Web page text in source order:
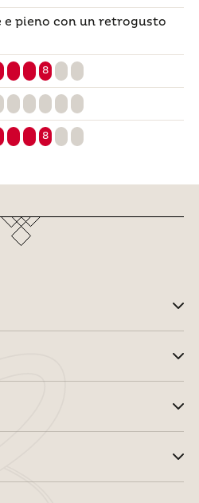
e pieno con un retrogusto
8
8